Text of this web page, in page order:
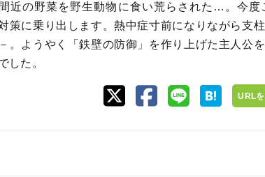
近の野菜を野生動物に食い荒らされた…。今度
策に乗り出します。熱中症寸前になりながら支
。ようやく「鉄壁の防御」を作り上げた主人公
した。
URL